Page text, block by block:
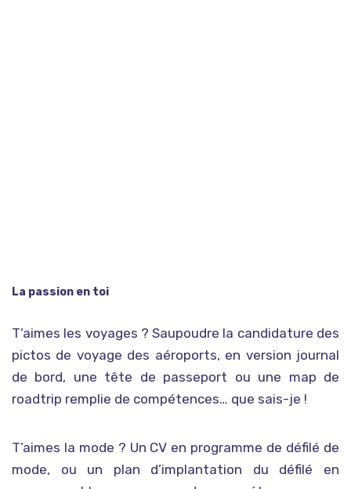
La passion en toi
T’aimes les voyages ? Saupoudre la candidature des
pictos de voyage des aéroports, en version journal
de bord, une tête de passeport ou une map de
roadtrip remplie de compétences… que sais-je !
T’aimes la mode ? Un CV en programme de défilé de
mode, ou un plan d’implantation du défilé en